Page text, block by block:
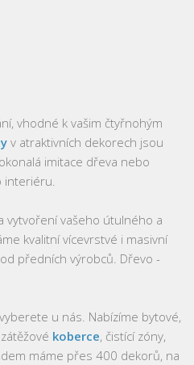
vhodné k vašim čtyřnohým
v atraktivních dekorech jsou
imitace dřeva nebo
interiéru.
vytvoření vašeho útulného a
kvalitní vícevrstvé i masivní
předních výrobců. Dřevo -
u nás. Nabízíme bytové,
koberce, čistící zóny,
máme přes 400 dekorů, na